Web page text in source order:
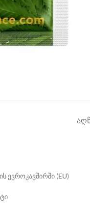
ევროკავშირში (EU)